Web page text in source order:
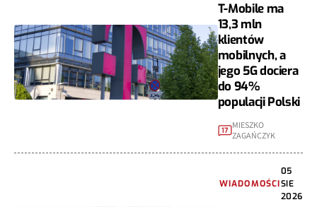
T-Mobile ma
13,3 mln
klientów
mobilnych, a
jego 5G dociera
do 94%
populacji Polski
17 MIESZKO
ZAGAŃCZYK
WIADOMOŚCI
05
SIE
2026